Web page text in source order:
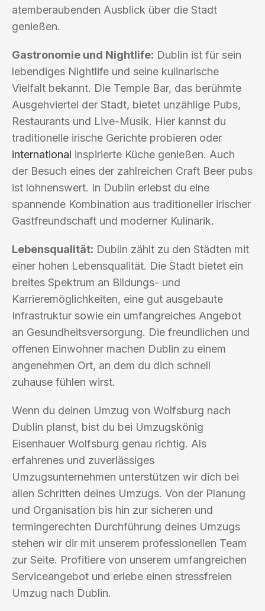
atemberaubenden Ausblick über die Stadt
genießen.
Gastronomie und Nightlife: Dublin ist für sein
lebendiges Nightlife und seine kulinarische
Vielfalt bekannt. Die Temple Bar, das berühmte
Ausgehviertel der Stadt, bietet unzählige Pubs,
Restaurants und Live-Musik. Hier kannst du
traditionelle irische Gerichte probieren oder
international inspirierte Küche genießen. Auch
der Besuch eines der zahlreichen Craft Beer pubs
ist lohnenswert. In Dublin erlebst du eine
spannende Kombination aus traditioneller irischer
Gastfreundschaft und moderner Kulinarik.
Lebensqualität: Dublin zählt zu den Städten mit
einer hohen Lebensqualität. Die Stadt bietet ein
breites Spektrum an Bildungs- und
Karrieremöglichkeiten, eine gut ausgebaute
Infrastruktur sowie ein umfangreiches Angebot
an Gesundheitsversorgung. Die freundlichen und
offenen Einwohner machen Dublin zu einem
angenehmen Ort, an dem du dich schnell
zuhause fühlen wirst.
Wenn du deinen Umzug von Wolfsburg nach
Dublin planst, bist du bei Umzugskönig
Eisenhauer Wolfsburg genau richtig. Als
erfahrenes und zuverlässiges
Umzugsunternehmen unterstützen wir dich bei
allen Schritten deines Umzugs. Von der Planung
und Organisation bis hin zur sicheren und
termingerechten Durchführung deines Umzugs
stehen wir dir mit unserem professionellen Team
zur Seite. Profitiere von unserem umfangreichen
Serviceangebot und erlebe einen stressfreien
Umzug nach Dublin.